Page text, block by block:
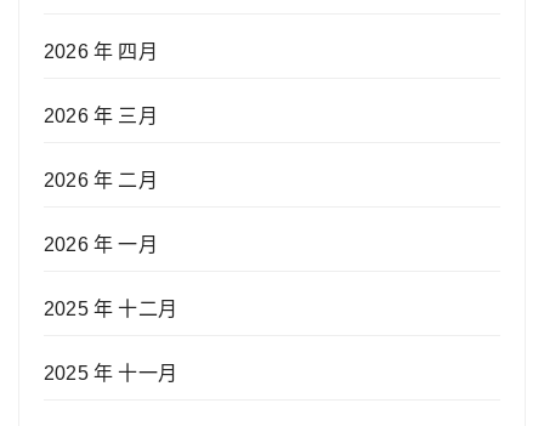
2026 年 四月
2026 年 三月
2026 年 二月
2026 年 一月
2025 年 十二月
2025 年 十一月